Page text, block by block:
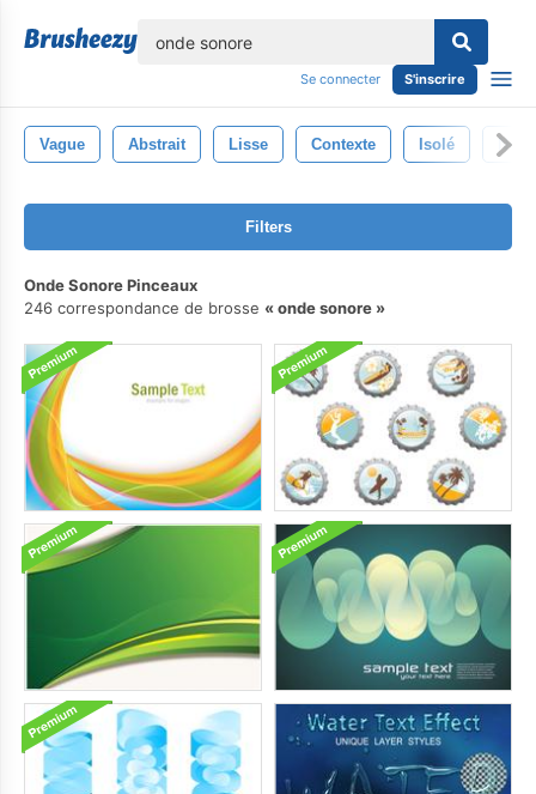
Se connecter S'inscrire
Vague Abstrait Lisse Contexte Isolé
Filters
Onde Sonore Pinceaux
246 correspondance de brosse
onde sonore